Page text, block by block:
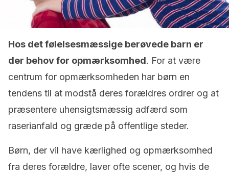
Hos det følelsesmæssige berøvede barn er
der behov for opmærksomhed. For at være
centrum for opmærksomheden har børn en
tendens til at modstå deres forældres ordrer og at
præsentere uhensigtsmæssig adfærd som
raserianfald og græde på offentlige steder.
Børn, der vil have kærlighed og opmærksomhed
fra deres forældre, laver ofte scener, og hvis de